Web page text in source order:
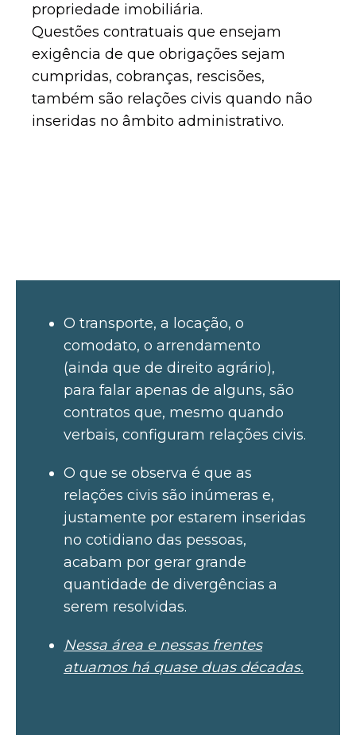
propriedade imobiliária.
Questões contratuais que ensejam
exigência de que obrigações sejam
cumpridas, cobranças, rescisões,
também são relações civis quando não
inseridas no âmbito administrativo.
O transporte, a locação, o
comodato, o arrendamento
(ainda que de direito agrário),
para falar apenas de alguns, são
contratos que, mesmo quando
verbais, configuram relações civis.
O que se observa é que as
relações civis são inúmeras e,
justamente por estarem inseridas
no cotidiano das pessoas,
acabam por gerar grande
quantidade de divergências a
serem resolvidas.
Nessa área e nessas frentes
atuamos há quase duas décadas.